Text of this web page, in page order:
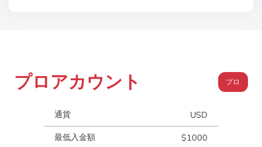
プロアカウント プロ
通貨 USD
最低入金額 $1000